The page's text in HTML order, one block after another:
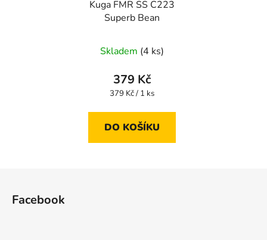
Kuga FMR SS C223
Superb Bean
Skladem (4 ks)
379 Kč
Měrná
379 Kč / 1 ks
DO KOŠÍKU
Facebook